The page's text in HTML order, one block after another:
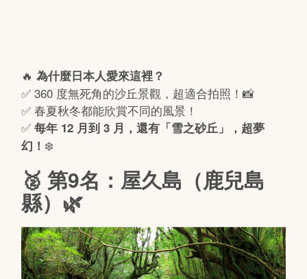
🔥為什麼日本人愛來這裡？
✅ 360 度無死角的沙丘景觀，超適合拍照！📸
✅ 春夏秋冬都能欣賞不同的風景！
✅每年 12 月到 3 月，還有「雪之砂丘」，超夢
幻！ ❄️
🥈 第9名：屋久島（鹿兒島
縣）🌿